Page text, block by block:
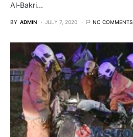
Al-Bakri…
BY ADMIN JULY 7, 2020 NO COMMENTS